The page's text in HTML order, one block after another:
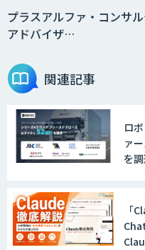
映像解
ナレッ
スク
プラスアルファ・コンサ
アドバイザ…
関連記事
ロ
ァ
を
「